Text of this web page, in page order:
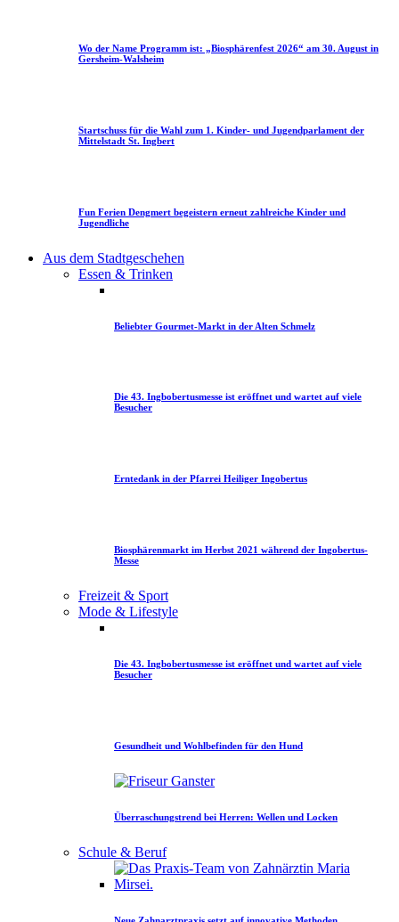
Wo der Name Programm ist: „Biosphärenfest 2026“ am 30. August in
Gersheim-Walsheim
Startschuss für die Wahl zum 1. Kinder- und Jugendparlament der
Mittelstadt St. Ingbert
Fun Ferien Dengmert begeistern erneut zahlreiche Kinder und
Jugendliche
Aus dem Stadtgeschehen
Essen & Trinken
Beliebter Gourmet-Markt in der Alten Schmelz
Die 43. Ingbobertusmesse ist eröffnet und wartet auf viele
Besucher
Erntedank in der Pfarrei Heiliger Ingobertus
Biosphärenmarkt im Herbst 2021 während der Ingobertus-
Messe
Freizeit & Sport
Mode & Lifestyle
Die 43. Ingbobertusmesse ist eröffnet und wartet auf viele
Besucher
Gesundheit und Wohlbefinden für den Hund
Überraschungstrend bei Herren: Wellen und Locken
Schule & Beruf